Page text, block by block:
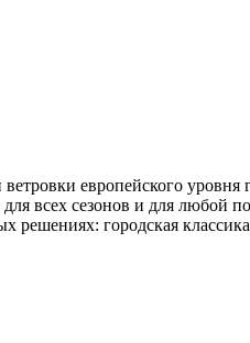
европейского
всех сезонов и для любой
решениях: городская